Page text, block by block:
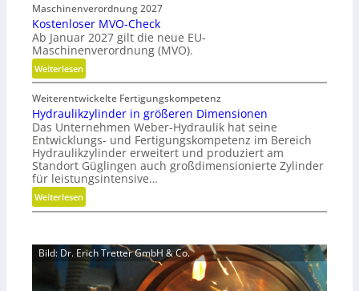
n
a
h
h
l
t
i
g
e
W
e
r
z
e
u
b
r
i
d
e
G
r
e
i
f
e
r
l
ff
i
z
Maschinenverordnung 2027
Kostenloser MVO-Check
Ab Januar 2027 gilt die neue EU-
Maschinenverordnung (MVO).
Weiterlesen:
K
o
s
t
e
n
l
o
s
M
V
Weiterentwickelte Fertigungskompetenz
Hydraulikzylinder in größeren Dimensionen
Das Unternehmen Weber-Hydraulik hat seine
Entwicklungs- und Fertigungskompetenz im Bereich
Hydraulikzylinder erweitert und produziert am
Standort Güglingen auch großdimensionierte Zylinder
für leistungsintensive…
Weiterlesen:
H
r
a
u
Bild: Dr. Erich Tretter GmbH & Co.